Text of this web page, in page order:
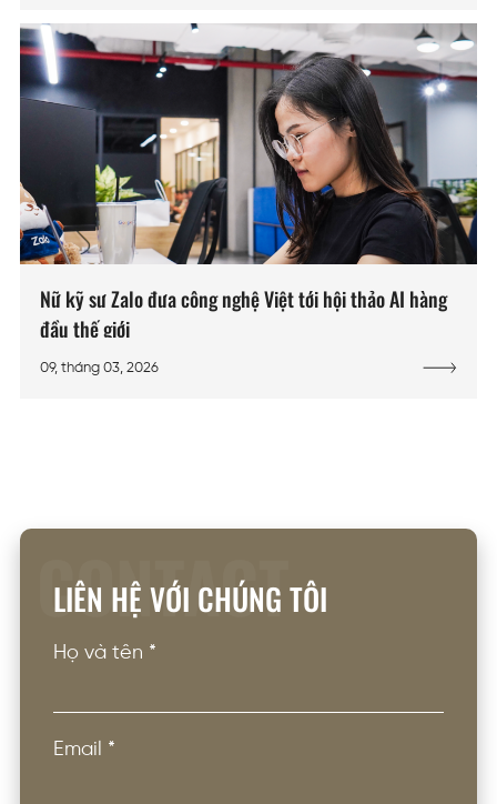
Nữ kỹ sư Zalo đưa công nghệ Việt tới hội thảo AI hàng
đầu thế giới
09, tháng 03, 2026
CONTACT
LIÊN HỆ VỚI CHÚNG TÔI
Họ và tên *
Email *